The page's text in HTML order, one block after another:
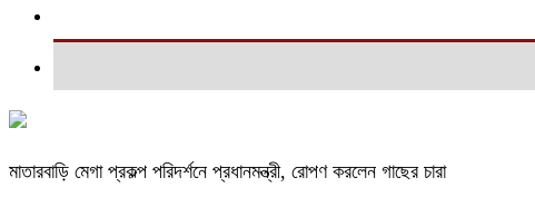
মাতারবাড়ি মেগা প্রকল্প পরিদর্শনে প্রধানমন্ত্রী, রোপণ করলেন গাছের চারা